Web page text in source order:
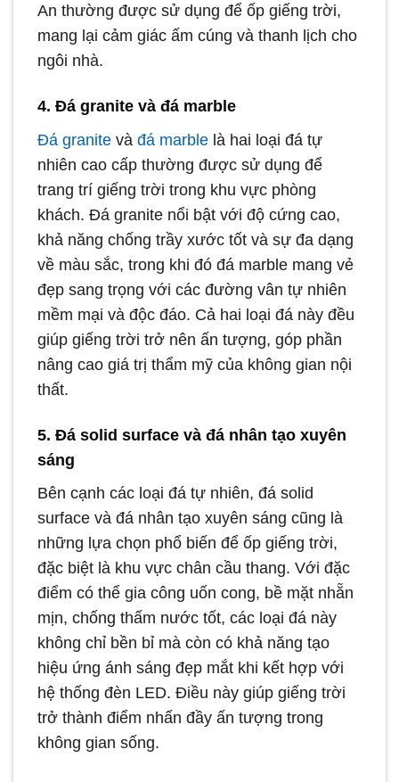
An thường được sử dụng để ốp giếng trời,
mang lại cảm giác ấm cúng và thanh lịch cho
ngôi nhà.
4. Đá granite và đá marble
Đá granite vàđá marble là hai loại đá tự
nhiên cao cấp thường được sử dụng để
trang trí giếng trời trong khu vực phòng
khách. Đá granite nổi bật với độ cứng cao,
khả năng chống trầy xước tốt và sự đa dạng
về màu sắc, trong khi đó đá marble mang vẻ
đẹp sang trọng với các đường vân tự nhiên
mềm mại và độc đáo. Cả hai loại đá này đều
giúp giếng trời trở nên ấn tượng, góp phần
nâng cao giá trị thẩm mỹ của không gian nội
thất.
5. Đá solid surface và đá nhân tạo xuyên
sáng
Bên cạnh các loại đá tự nhiên, đá solid
surface và đá nhân tạo xuyên sáng cũng là
những lựa chọn phổ biến để ốp giếng trời,
đặc biệt là khu vực chân cầu thang. Với đặc
điểm có thể gia công uốn cong, bề mặt nhẵn
mịn, chống thấm nước tốt, các loại đá này
không chỉ bền bỉ mà còn có khả năng tạo
hiệu ứng ánh sáng đẹp mắt khi kết hợp với
hệ thống đèn LED. Điều này giúp giếng trời
trở thành điểm nhấn đầy ấn tượng trong
không gian sống.